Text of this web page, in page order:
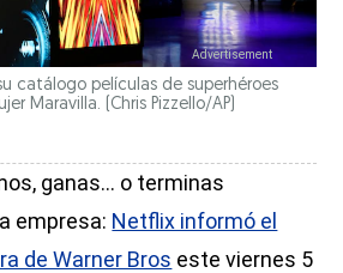
catálogo películas de superhéroes
Maravilla.
(Chris Pizzello/AP)
ganas... o terminas
empresa: Netflix informó el
de Warner Bros este viernes 5